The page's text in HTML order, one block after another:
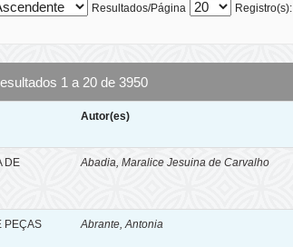
Resultados/Página Registro(s):
1 a 20 de 3950
Autor(es)
DE
Abadia, Maralice Jesuina de Carvalho
PEÇAS
Abrante, Antonia